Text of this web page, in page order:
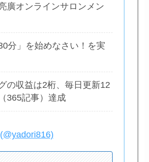
廣オンラインサロンメン
30分」を始めなさい！を実
の収益は2桁、毎日更新12
365記事）達成
(@yadori816)